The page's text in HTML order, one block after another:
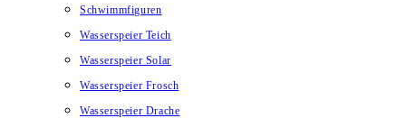
Schwimmfiguren
Wasserspeier Teich
Wasserspeier Solar
Wasserspeier Frosch
Wasserspeier Drache